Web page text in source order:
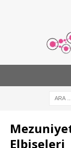
Elbiseleri